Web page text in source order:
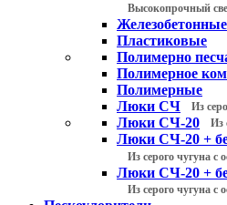
Высокопрочный
Железобетонные
Пластиковые
Полимерно
Полимерное
Полимерные
Люки СЧ
Из
Люки СЧ-20 Из
Люки СЧ-20 +
Из серого чугуна с
Люки СЧ-20 +
Из серого чугуна с